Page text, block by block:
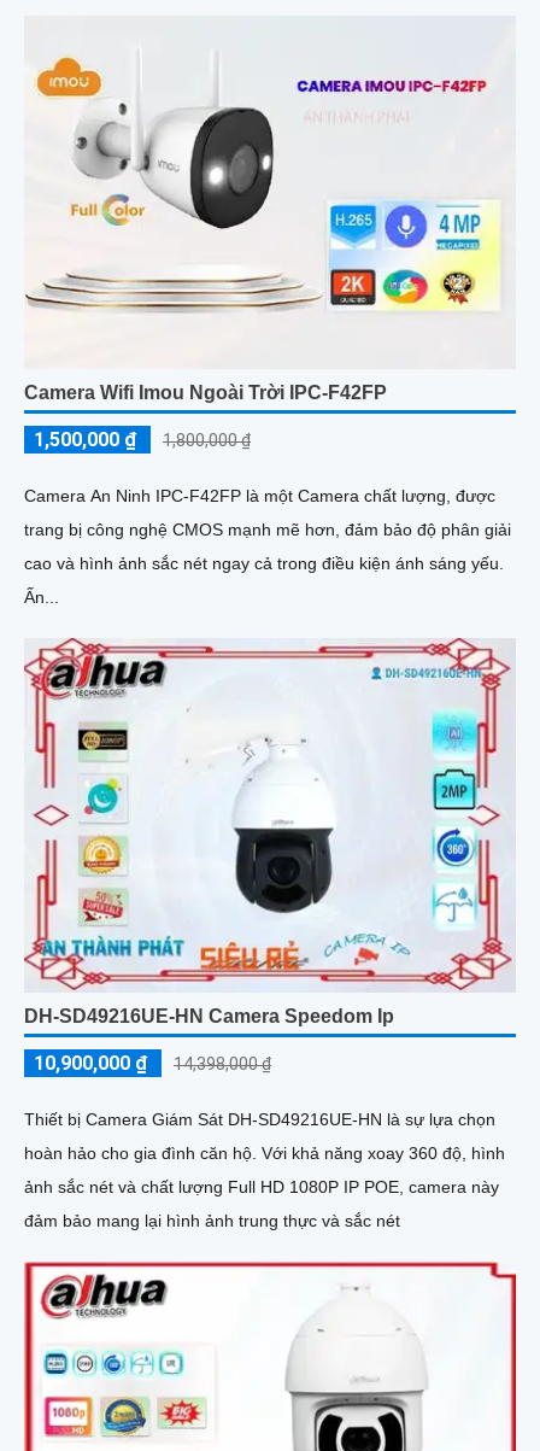
Camera Wifi Imou Ngoài Trời IPC-F42FP
1,500,000 ₫ 1,800,000 ₫
Camera An Ninh IPC-F42FP là một Camera chất lượng, được
trang bị công nghệ CMOS mạnh mẽ hơn, đảm bảo độ phân giải
cao và hình ảnh sắc nét ngay cả trong điều kiện ánh sáng yếu.
Ấn...
DH-SD49216UE-HN Camera Speedom Ip
10,900,000 ₫ 14,398,000 ₫
Thiết bị Camera Giám Sát DH-SD49216UE-HN là sự lựa chọn
hoàn hảo cho gia đình căn hộ. Với khả năng xoay 360 độ, hình
ảnh sắc nét và chất lượng Full HD 1080P IP POE, camera này
đảm bảo mang lại hình ảnh trung thực và sắc nét